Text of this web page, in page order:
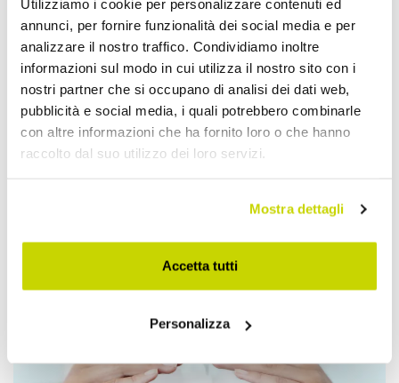
Utilizziamo i cookie per personalizzare contenuti ed
annunci, per fornire funzionalità dei social media e per
analizzare il nostro traffico. Condividiamo inoltre
informazioni sul modo in cui utilizza il nostro sito con i
nostri partner che si occupano di analisi dei dati web,
pubblicità e social media, i quali potrebbero combinarle
con altre informazioni che ha fornito loro o che hanno
raccolto dal suo utilizzo dei loro servizi.
Mostra dettagli
Accetta tutti
Personalizza
Approfittane subito!